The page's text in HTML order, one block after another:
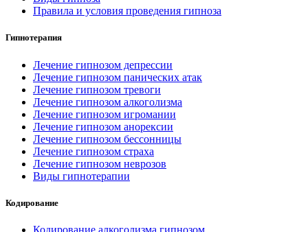
Правила и условия проведения гипноза
Гипнотерапия
Лечение гипнозом депрессии
Лечение гипнозом панических атак
Лечение гипнозом тревоги
Лечение гипнозом алкоголизма
Лечение гипнозом игромании
Лечение гипнозом анорексии
Лечение гипнозом бессонницы
Лечение гипнозом страха
Лечение гипнозом неврозов
Виды гипнотерапии
Кодирование
Кодирование алкоголизма гипнозом